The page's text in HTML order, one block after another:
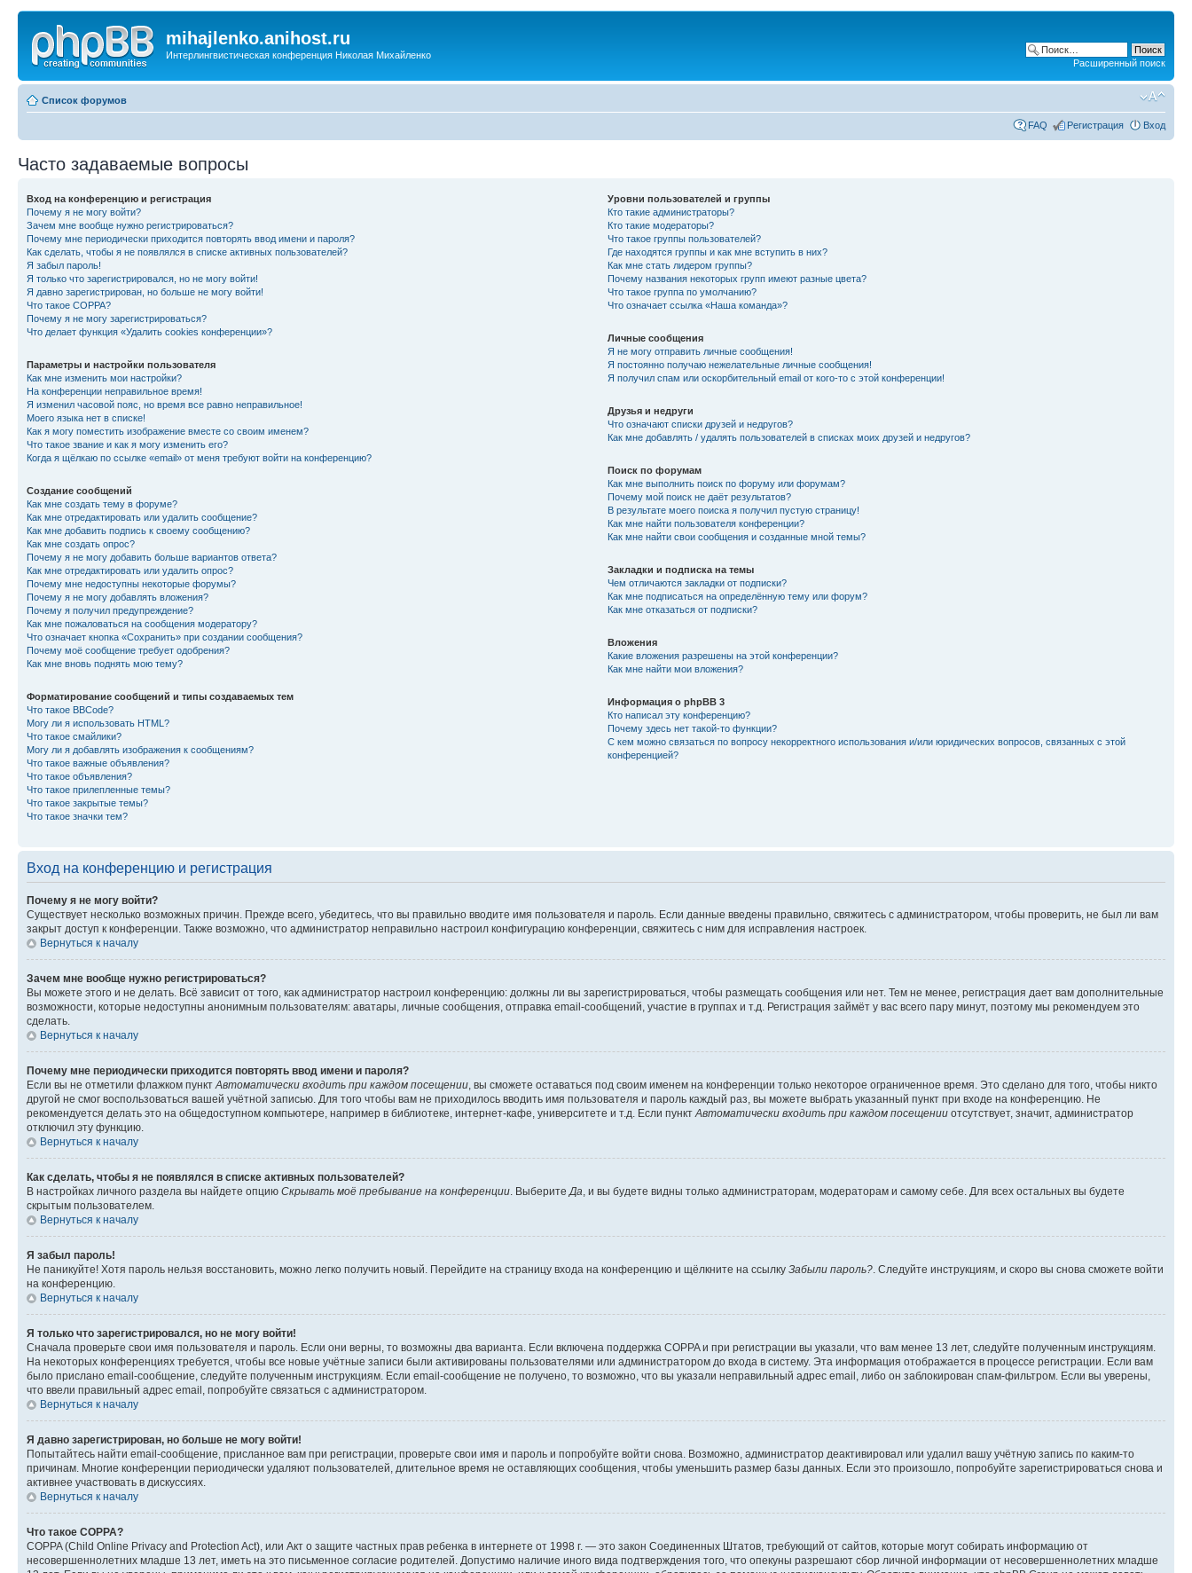
mihajlenko.anihost.ru
Интерлингвистическая конференция Николая Михайленко
Расширенный поиск
Список форумов
FAQ Регистрация Вход
Часто задаваемые вопросы
Вход на конференцию и регистрация
Почему я не могу войти?
Зачем мне вообще нужно регистрироваться?
Почему мне периодически приходится повторять ввод имени и пароля?
Как сделать, чтобы я не появлялся в списке активных пользователей?
Я забыл пароль!
Я только что зарегистрировался, но не могу войти!
Я давно зарегистрирован, но больше не могу войти!
Что такое COPPA?
Почему я не могу зарегистрироваться?
Что делает функция «Удалить cookies конференции»?
Параметры и настройки пользователя
Как мне изменить мои настройки?
На конференции неправильное время!
Я изменил часовой пояс, но время все равно неправильное!
Моего языка нет в списке!
Как я могу поместить изображение вместе со своим именем?
Что такое звание и как я могу изменить его?
Когда я щёлкаю по ссылке «email» от меня требуют войти на конференцию?
Создание сообщений
Как мне создать тему в форуме?
Как мне отредактировать или удалить сообщение?
Как мне добавить подпись к своему сообщению?
Как мне создать опрос?
Почему я не могу добавить больше вариантов ответа?
Как мне отредактировать или удалить опрос?
Почему мне недоступны некоторые форумы?
Почему я не могу добавлять вложения?
Почему я получил предупреждение?
Как мне пожаловаться на сообщения модератору?
Что означает кнопка «Сохранить» при создании сообщения?
Почему моё сообщение требует одобрения?
Как мне вновь поднять мою тему?
Форматирование сообщений и типы создаваемых тем
Что такое BBCode?
Могу ли я использовать HTML?
Что такое смайлики?
Могу ли я добавлять изображения к сообщениям?
Что такое важные объявления?
Что такое объявления?
Что такое прилепленные темы?
Что такое закрытые темы?
Что такое значки тем?
Уровни пользователей и группы
Кто такие администраторы?
Кто такие модераторы?
Что такое группы пользователей?
Где находятся группы и как мне вступить в них?
Как мне стать лидером группы?
Почему названия некоторых групп имеют разные цвета?
Что такое группа по умолчанию?
Что означает ссылка «Наша команда»?
Личные сообщения
Я не могу отправить личные сообщения!
Я постоянно получаю нежелательные личные сообщения!
Я получил спам или оскорбительный email от кого-то с этой конференции!
Друзья и недруги
Что означают списки друзей и недругов?
Как мне добавлять / удалять пользователей в списках моих друзей и недругов?
Поиск по форумам
Как мне выполнить поиск по форуму или форумам?
Почему мой поиск не даёт результатов?
В результате моего поиска я получил пустую страницу!
Как мне найти пользователя конференции?
Как мне найти свои сообщения и созданные мной темы?
Закладки и подписка на темы
Чем отличаются закладки от подписки?
Как мне подписаться на определённую тему или форум?
Как мне отказаться от подписки?
Вложения
Какие вложения разрешены на этой конференции?
Как мне найти мои вложения?
Информация о phpBB 3
Кто написал эту конференцию?
Почему здесь нет такой-то функции?
С кем можно связаться по вопросу некорректного использования и/или юридических вопросов, связанных с этой
конференцией?
Вход на конференцию и регистрация
Почему я не могу войти?
Существует несколько возможных причин. Прежде всего, убедитесь, что вы правильно вводите имя пользователя и пароль. Если данные введены правильно, свяжитесь с администратором, чтобы проверить, не был ли вам
закрыт доступ к конференции. Также возможно, что администратор неправильно настроил конфигурацию конференции, свяжитесь с ним для исправления настроек.
Вернуться к началу
Зачем мне вообще нужно регистрироваться?
Вы можете этого и не делать. Всё зависит от того, как администратор настроил конференцию: должны ли вы зарегистрироваться, чтобы размещать сообщения или нет. Тем не менее, регистрация дает вам дополнительные
возможности, которые недоступны анонимным пользователям: аватары, личные сообщения, отправка email-сообщений, участие в группах и т.д. Регистрация займёт у вас всего пару минут, поэтому мы рекомендуем это
сделать.
Вернуться к началу
Почему мне периодически приходится повторять ввод имени и пароля?
Если вы не отметили флажком пункт Автоматически входить при каждом посещении , вы сможете оставаться под своим именем на конференции только некоторое ограниченное время. Это сделано для того, чтобы никто
другой не смог воспользоваться вашей учётной записью. Для того чтобы вам не приходилось вводить имя пользователя и пароль каждый раз, вы можете выбрать указанный пункт при входе на конференцию. Не
рекомендуется делать это на общедоступном компьютере, например в библиотеке, интернет-кафе, университете и т.д. Если пункт Автоматически входить при каждом посещении отсутствует, значит, администратор
отключил эту функцию.
Вернуться к началу
Как сделать, чтобы я не появлялся в списке активных пользователей?
В настройках личного раздела вы найдете опцию Скрывать моё пребывание на конференции . Выберите Да , и вы будете видны только администраторам, модераторам и самому себе. Для всех остальных вы будете
скрытым пользователем.
Вернуться к началу
Я забыл пароль!
Не паникуйте! Хотя пароль нельзя восстановить, можно легко получить новый. Перейдите на страницу входа на конференцию и щёлкните на ссылку Забыли пароль? . Следуйте инструкциям, и скоро вы снова сможете войти
на конференцию.
Вернуться к началу
Я только что зарегистрировался, но не могу войти!
Сначала проверьте свои имя пользователя и пароль. Если они верны, то возможны два варианта. Если включена поддержка COPPA и при регистрации вы указали, что вам менее 13 лет, следуйте полученным инструкциям.
На некоторых конференциях требуется, чтобы все новые учётные записи были активированы пользователями или администратором до входа в систему. Эта информация отображается в процессе регистрации. Если вам
было прислано email-сообщение, следуйте полученным инструкциям. Если email-сообщение не получено, то возможно, что вы указали неправильный адрес email, либо он заблокирован спам-фильтром. Если вы уверены,
что ввели правильный адрес email, попробуйте связаться с администратором.
Вернуться к началу
Я давно зарегистрирован, но больше не могу войти!
Попытайтесь найти email-сообщение, присланное вам при регистрации, проверьте свои имя и пароль и попробуйте войти снова. Возможно, администратор деактивировал или удалил вашу учётную запись по каким-то
причинам. Многие конференции периодически удаляют пользователей, длительное время не оставляющих сообщения, чтобы уменьшить размер базы данных. Если это произошло, попробуйте зарегистрироваться снова и
активнее участвовать в дискуссиях.
Вернуться к началу
Что такое COPPA?
COPPA (Child Online Privacy and Protection Act), или Акт о защите частных прав ребенка в интернете от 1998 г. — это закон Соединенных Штатов, требующий от сайтов, которые могут собирать информацию от
несовершеннолетних младше 13 лет, иметь на это письменное согласие родителей. Допустимо наличие иного вида подтверждения того, что опекуны разрешают сбор личной информации от несовершеннолетних младше